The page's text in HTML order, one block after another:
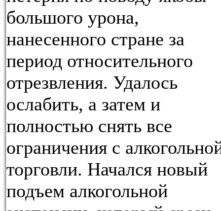
большого урона,
нанесенного стране за
период относительного
отрезвления. Удалось
ослабить, а затем и
полностью снять все
ограничения с
торговли. Начался новый
подъем алкогольной